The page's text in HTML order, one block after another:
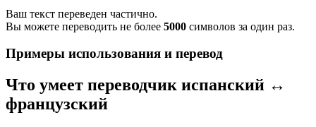
Ваш текст переведен частично.
Вы можете переводить не более 5000 символов за один раз.
Примеры использования и перевод
Что умеет переводчик испанский ↔
французский